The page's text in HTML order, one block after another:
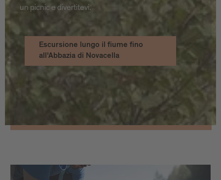
un picnic e divertitevi.
Escursione lungo il fiume fino
all'Abbazia di Novacella